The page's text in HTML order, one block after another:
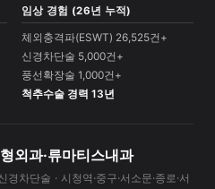
임상 경험 (26년 누적)
체외충격파(ESWT) 26,525건+
신경차단술 5,000건+
풍선확장술 1,000건+
척추수술 경력 13년
외과·류마티스내과
차단술 · 시청역·중구·서소문·종로·서